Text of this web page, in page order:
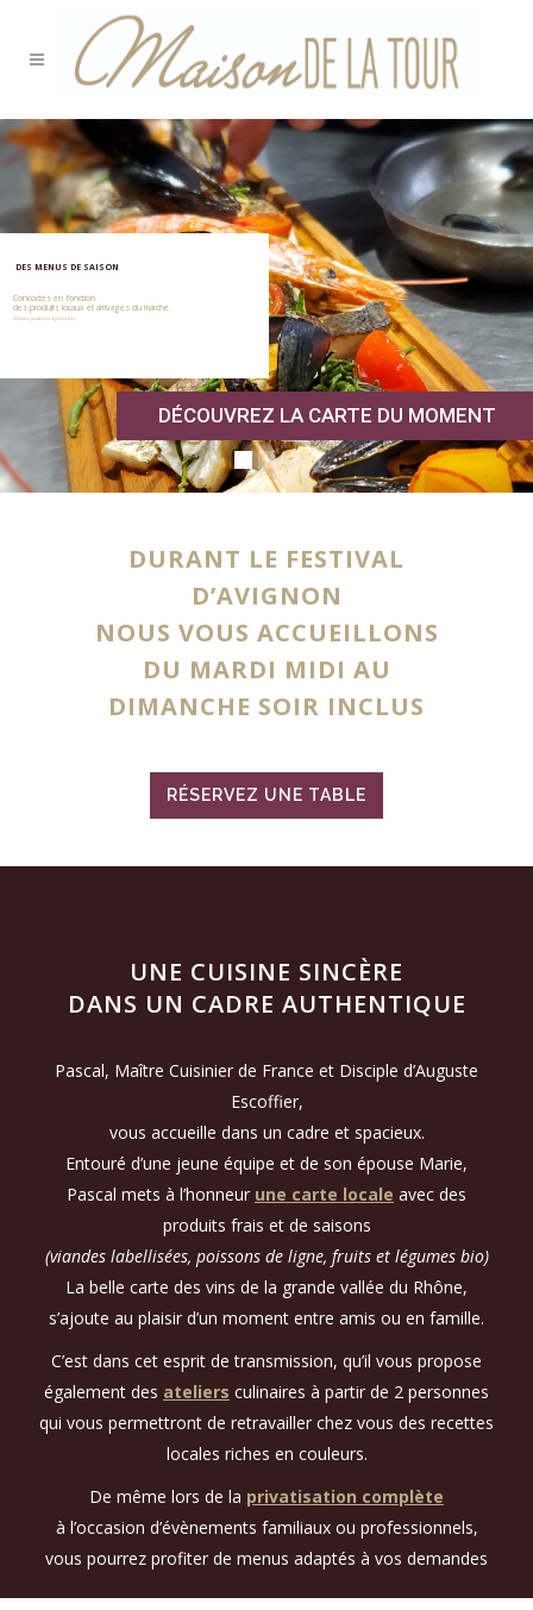
Concoctés en fonction
des produits locaux et arrivages du marché.
(Viandes, poissons et légumes bio)
DES MENUS DE SAISON
DÉCOUVREZ LA CARTE DU MOMENT
DURANT LE FESTIVAL
D’AVIGNON
NOUS VOUS ACCUEILLONS
DU MARDI MIDI AU
DIMANCHE SOIR INCLUS
RÉSERVEZ UNE TABLE
UNE CUISINE SINCÈRE
DANS UN CADRE AUTHENTIQUE
Pascal, Maître Cuisinier de France et Disciple d’Auguste
Escoffier,
vous accueille dans un cadre et spacieux.
Entouré d’une jeune équipe et de son épouse Marie,
Pascal mets à l’honneur une carte locale avec des
produits frais et de saisons
(viandes labellisées, poissons de ligne, fruits et légumes bio)
La belle carte des vins de la grande vallée du Rhône,
s’ajoute au plaisir d’un moment entre amis ou en famille.
C’est dans cet esprit de transmission, qu’il vous propose
également des ateliers culinaires à partir de 2 personnes
qui vous permettront de retravailler chez vous des recettes
locales riches en couleurs.
De même lors de la privatisation complète
à l’occasion d’évènements familiaux ou professionnels,
vous pourrez profiter de menus adaptés à vos demandes